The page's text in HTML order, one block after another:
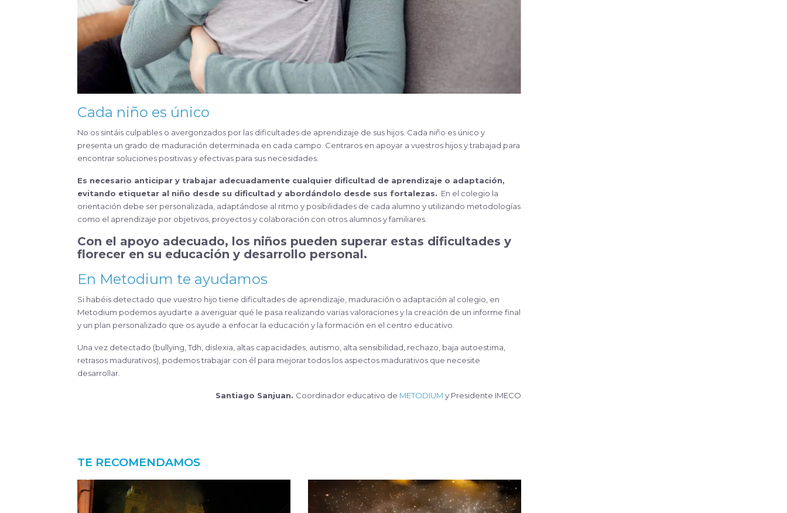
Cada niño es único
No os sintáis culpables o avergonzados por las dificultades de aprendizaje de sus hijos. Cada niño es único y
presenta un grado de maduración determinada en cada campo. Centraros en apoyar a vuestros hijos y trabajad para
encontrar soluciones positivas y efectivas para sus necesidades.
Es necesario anticipar y trabajar adecuadamente cualquier dificultad de aprendizaje o adaptación,
evitando etiquetar al niño desde su dificultad y abordándolo desde sus fortalezas. En el colegio la
orientación debe ser personalizada, adaptándose al ritmo y posibilidades de cada alumno y utilizando metodologías
como el aprendizaje por objetivos, proyectos y colaboración con otros alumnos y familiares.
Con el apoyo adecuado, los niños pueden superar estas dificultades y
florecer en su educación y desarrollo personal.
En Metodium te ayudamos
Si habéis detectado que vuestro hijo tiene dificultades de aprendizaje, maduración o adaptación al colegio, en
Metodium podemos ayudarte a averiguar qué le pasa realizando varias valoraciones y la creación de un informe final
y un plan personalizado que os ayude a enfocar la educación y la formación en el centro educativo.
Una vez detectado (bullying, Tdh, dislexia, altas capacidades, autismo, alta sensibilidad, rechazo, baja autoestima,
retrasos madurativos), podemos trabajar con él para mejorar todos los aspectos madurativos que necesite
desarrollar.
Santiago Sanjuan. Coordinador educativo de METODIUM y Presidente IMECO
TE RECOMENDAMOS